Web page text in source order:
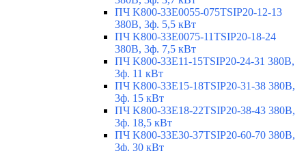
ПЧ K800-33E0055-075TSIP20-12-13
380В, 3ф. 5,5 кВт
ПЧ K800-33E0075-11TSIP20-18-24
380В, 3ф. 7,5 кВт
ПЧ K800-33E11-15TSIP20-24-31 380В,
3ф. 11 кВт
ПЧ K800-33E15-18TSIP20-31-38 380В,
3ф. 15 кВт
ПЧ K800-33E18-22TSIP20-38-43 380В,
3ф. 18,5 кВт
ПЧ K800-33E30-37TSIP20-60-70 380В,
3ф. 30 кВт